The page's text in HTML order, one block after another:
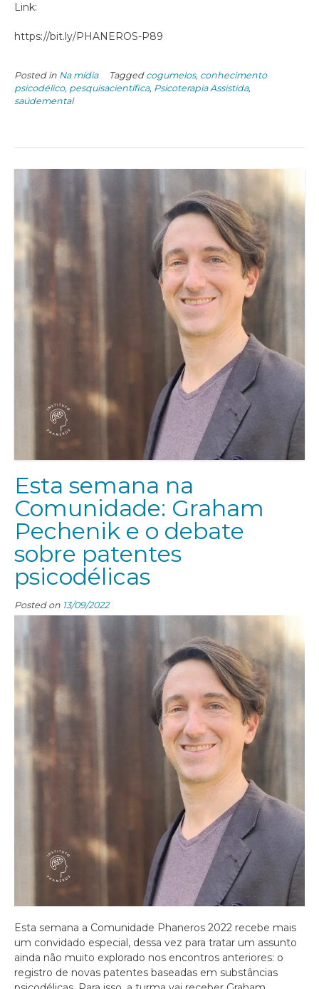
Link:
https://bit.ly/PHANEROS-P89
Posted in Na mídia Tagged cogumelos, conhecimento
psicodélico, pesquisacientífica, Psicoterapia Assistida,
saúdemental
Esta semana na
Comunidade: Graham
Pechenik e o debate
sobre patentes
psicodélicas
Posted on 13/09/2022
Esta semana a Comunidade Phaneros 2022 recebe mais
um convidado especial, dessa vez para tratar um assunto
ainda não muito explorado nos encontros anteriores: o
registro de novas patentes baseadas em substâncias